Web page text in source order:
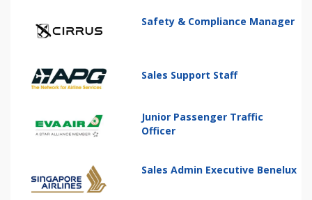
Safety & Compliance Manager
Sales Support Staff
Junior Passenger Traffic
Officer
Sales Admin Executive Benelux